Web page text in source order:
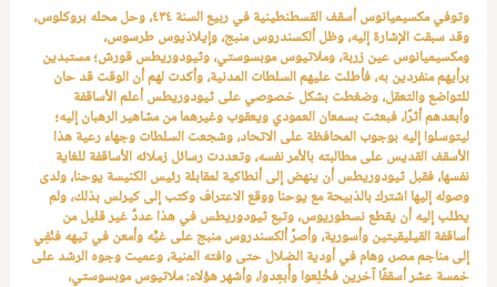
وتوفي مكسيميانوس أسقف القسطنطينية في ربيع السنة ٤٣٤، وحل محله بروكلوس،
وقد سبقت الإشارة إليه، وظل ألكسندروس منبج، وإيلاذيوس طرسوس،
ومكسيميانوس عين زربة، وملاتيوس موبسوستي، وثيودوريطس قورش؛ مستبدين
برأيهم منفردين به، فأطلت عليهم السلطات المدنية، وأكدت لهم أن الوقت قد حان
للتواضع والتعقل، وضغطت بشكل خصوصي على ثيودوريطس أعلم الأساقفة
وأبعدهم أثرًا، فبعثت بسمعان العمودي ويعقوب وغيرهما من مشاهير الرهبان إليه؛
ليتوسلوا إليه بوجوب المحافظة على الاتحاد، وشجعت السلطات وجهاء رعية هذا
الأسقف القديس على مطالبته بالأمر نفسه، وتعددت رسائل زملائه الأساقفة للغاية
نفسها، فقبل ثيودوريطس أن ينهض إلى أنطاكية لمقابلة رئيس الكنيسة يوحنا، ولدى
وصوله إليها اشترك بالذبيحة مع يوحنا ووقع الاعتراف وكتب إلى كيرلس بذلك، ولم
يطلب إليه أن يقطع نسطوريوس، وتبع ثيودوريطس في هذا عددٌ غير قليل من
أساقفة القيليقيتين وأسورية، وأصرَّ ألكسندروس منبج على غيِّه وأمعن في تيهه فنُفِي
إلى مناجم مصر، وهام في أودية الضلال حتى وافته المنية، وعميت وجوه الرشد على
خمسة عشر أسقفًا آخرين فخُلِعوا وأُبعِدوا، وأشهر هؤلاء: ملاتيوس موبسوستي،